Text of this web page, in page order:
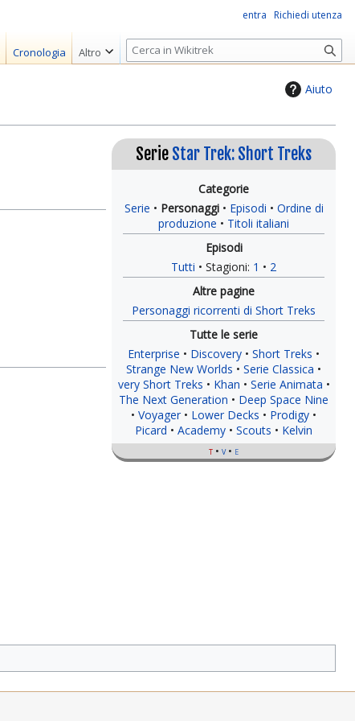
Aiuto
Serie Star Trek: Short Treks
Serie Personaggi Episodi
Ordine di
produzione
Titoli italiani
Tutti Stagioni: 1 2
Personaggi ricorrenti di Short Treks
Enterprise Discovery
Short Treks
Strange New Worlds
Serie Classica
very Short Treks
Khan
Serie Animata
The Next Generation
Deep Space Nine
Voyager
Lower Decks
Prodigy
Picard
Academy Scouts Kelvin
t v e
entra Richiedi utenza
Cronologia Altro
R
i
r
a